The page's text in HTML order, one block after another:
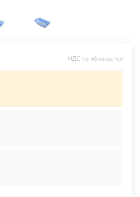
НДС не облагается